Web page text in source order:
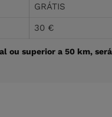
GRÁTIS
30 €
ou superior a 50 km,